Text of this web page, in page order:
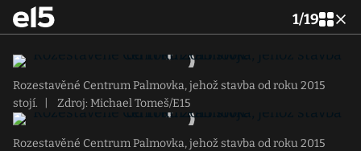
1/19
Rozestavěné Centrum Palmovka, jehož stavba od roku 2015
stojí.
Zdroj: Michael Tomeš/E15
Rozestavěné Centrum Palmovka, jehož stavba od roku 2015